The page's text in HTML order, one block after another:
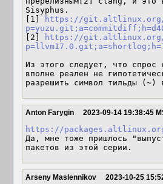
Sisyphus.
[1]
https://git.altlinux.org/
[2]
https://
Из этого следует, что
вполне реален не
разрешить символ тильды
Anton Farygin 2023-09-14 19:38:45
https://
Да, мне тоже пришлось
пакетов из этой серии.
Arseny Maslennikov 2023-10-25